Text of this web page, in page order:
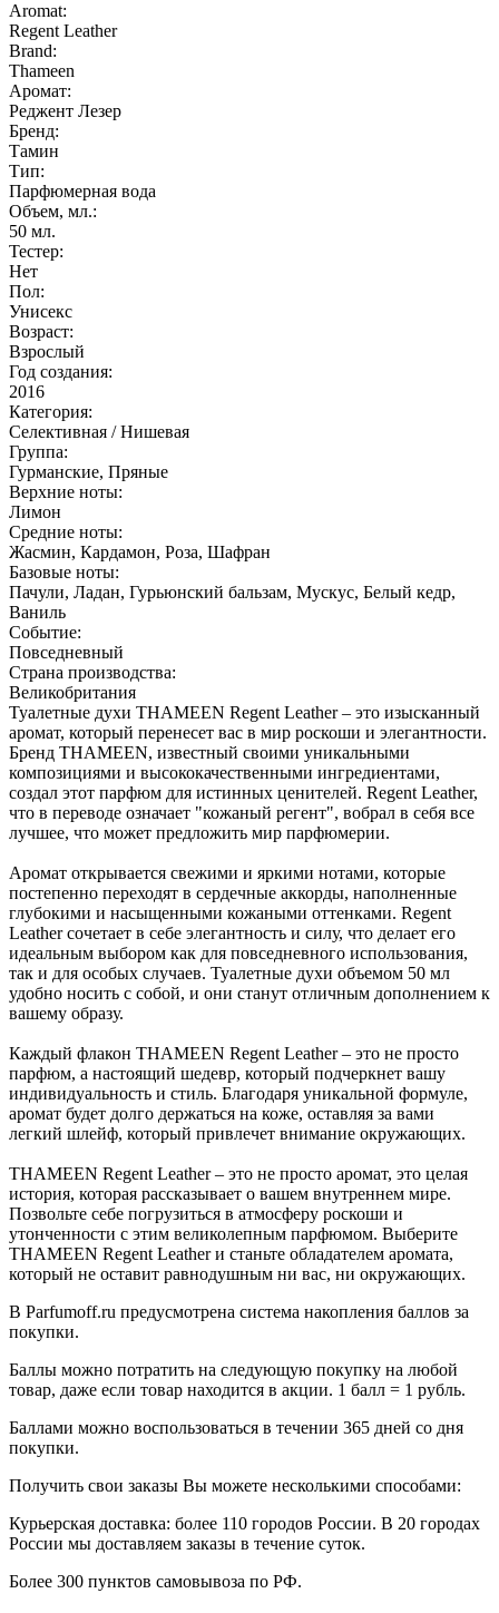
Aromat:
Regent Leather
Brand:
Thameen
Аромат:
Реджент Лезер
Бренд:
Тамин
Тип:
Парфюмерная вода
Объем, мл.:
50 мл.
Тестер:
Нет
Пол:
Унисекс
Возраст:
Взрослый
Год создания:
2016
Категория:
Селективная / Нишевая
Группа:
Гурманские, Пряные
Верхние ноты:
Лимон
Средние ноты:
Жасмин, Кардамон, Роза, Шафран
Базовые ноты:
Пачули, Ладан, Гурьюнский бальзам, Мускус, Белый кедр,
Ваниль
Событие:
Повседневный
Страна производства:
Великобритания
Туалетные духи THAMEEN Regent Leather – это изысканный
аромат, который перенесет вас в мир роскоши и элегантности.
Бренд THAMEEN, известный своими уникальными
композициями и высококачественными ингредиентами,
создал этот парфюм для истинных ценителей. Regent Leather,
что в переводе означает "кожаный регент", вобрал в себя все
лучшее, что может предложить мир парфюмерии.
Аромат открывается свежими и яркими нотами, которые
постепенно переходят в сердечные аккорды, наполненные
глубокими и насыщенными кожаными оттенками. Regent
Leather сочетает в себе элегантность и силу, что делает его
идеальным выбором как для повседневного использования,
так и для особых случаев. Туалетные духи объемом 50 мл
удобно носить с собой, и они станут отличным дополнением к
вашему образу.
Каждый флакон THAMEEN Regent Leather – это не просто
парфюм, а настоящий шедевр, который подчеркнет вашу
индивидуальность и стиль. Благодаря уникальной формуле,
аромат будет долго держаться на коже, оставляя за вами
легкий шлейф, который привлечет внимание окружающих.
THAMEEN Regent Leather – это не просто аромат, это целая
история, которая рассказывает о вашем внутреннем мире.
Позвольте себе погрузиться в атмосферу роскоши и
утонченности с этим великолепным парфюмом. Выберите
THAMEEN Regent Leather и станьте обладателем аромата,
который не оставит равнодушным ни вас, ни окружающих.
В Parfumoff.ru предусмотрена система накопления баллов за
покупки.
Баллы можно потратить на следующую покупку на любой
товар, даже если товар находится в акции. 1 балл = 1 рубль.
Баллами можно воспользоваться в течении 365 дней со дня
покупки.
Получить свои заказы Вы можете несколькими способами:
Курьерская доставка: более 110 городов России. В 20 городах
России мы доставляем заказы в течение суток.
Более 300 пунктов самовывоза по РФ.